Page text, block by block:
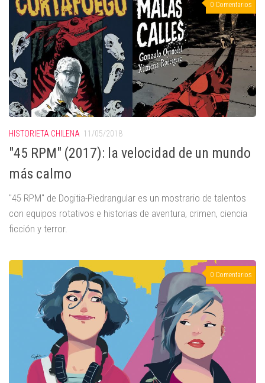
0 Comentarios
HISTORIETA CHILENA 11/05/2018
"45 RPM" (2017): la velocidad de un mundo
más calmo
"45 RPM" de Dogitia-Piedrangular es un mostrario de talentos
con equipos rotativos e historias de aventura, crimen, ciencia
ficción y terror.
0 Comentarios